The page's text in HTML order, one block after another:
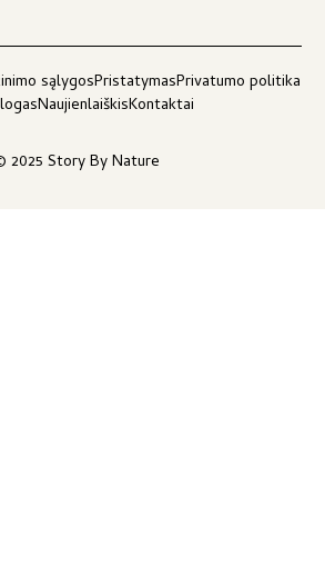
2025 Story By Nature
sąlygosPristatymasPrivatumo politika
NaujienlaiškisKontaktai